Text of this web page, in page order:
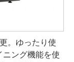
。ゆったり使
ニング機能を使